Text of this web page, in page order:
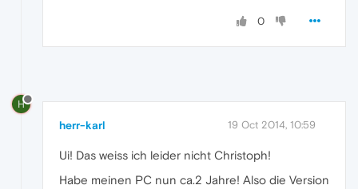
0
H
herr-karl 19 Oct 2014, 10:59
Ui! Das weiss ich leider nicht Christoph!
Habe meinen PC nun ca.2 Jahre! Also die Version